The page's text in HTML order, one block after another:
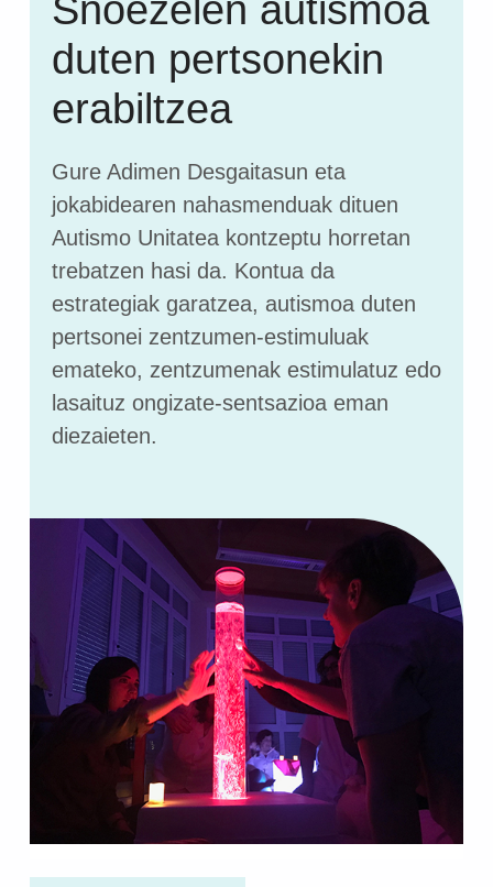
Snoezelen autismoa
duten pertsonekin
erabiltzea
Gure Adimen Desgaitasun eta
jokabidearen nahasmenduak dituen
Autismo Unitatea kontzeptu horretan
trebatzen hasi da. Kontua da
estrategiak garatzea, autismoa duten
pertsonei zentzumen-estimuluak
emateko, zentzumenak estimulatuz edo
lasaituz ongizate-sentsazioa eman
diezaieten.